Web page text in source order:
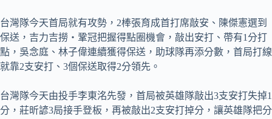
台灣隊今天首局就有攻勢，2棒張育成首打席敲安、陳傑憲選到
保送，吉力吉撈・鞏冠把握得點圈機會，敲出安打、帶有1分打
點，吳念庭、林子偉連續獲得保送，助球隊再添分數，首局打線
就靠2支安打、3個保送取得2分領先。
台灣隊今天由投手李東洺先發，首局被英雄隊敲出3支安打失掉1
分，莊昕諺3局接手登板，再被敲出2支安打掉分，讓英雄隊把分